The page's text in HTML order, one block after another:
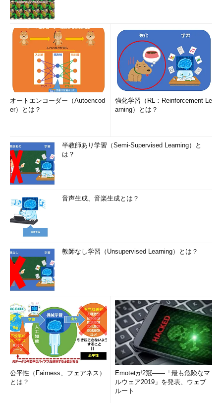
オートエンコーダー（Autoencod
er）とは？
強化学習（RL：Reinforcement Le
arning）とは？
半教師あり学習（Semi-Supervised Learning）と
は？
音声生成、音楽生成とは？
教師なし学習（Unsupervised Learning）とは？
公平性（Fairness、フェアネス）
とは？
Emotetが2冠――「最も危険なマ
ルウェア2019」を発表、ウェブ
ルート